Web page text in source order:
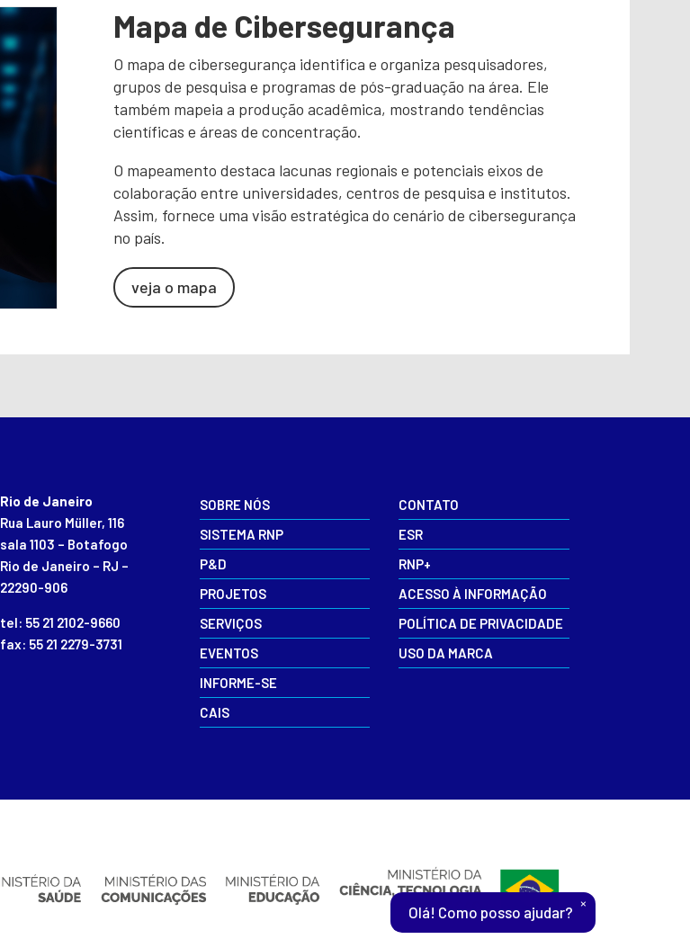
Mapa de Cibersegurança
O mapa de cibersegurança identifica e organiza pesquisadores,
grupos de pesquisa e programas de pós-graduação na área. Ele
também mapeia a produção acadêmica, mostrando tendências
científicas e áreas de concentração.
O mapeamento destaca lacunas regionais e potenciais eixos de
colaboração entre universidades, centros de pesquisa e institutos.
Assim, fornece uma visão estratégica do cenário de cibersegurança
no país.
veja o mapa
Rio de Janeiro
Rua Lauro Müller, 116
sala 1103 – Botafogo
Rio de Janeiro – RJ –
22290-906
tel: 55 21 2102-9660
fax: 55 21 2279-3731
SOBRE NÓS
SISTEMA RNP
P&D
PROJETOS
SERVIÇOS
EVENTOS
INFORME-SE
CAIS
CONTATO
ESR
RNP+
ACESSO À INFORMAÇÃO
POLÍTICA DE PRIVACIDADE
USO DA MARCA
Olá! Como posso ajudar?
×